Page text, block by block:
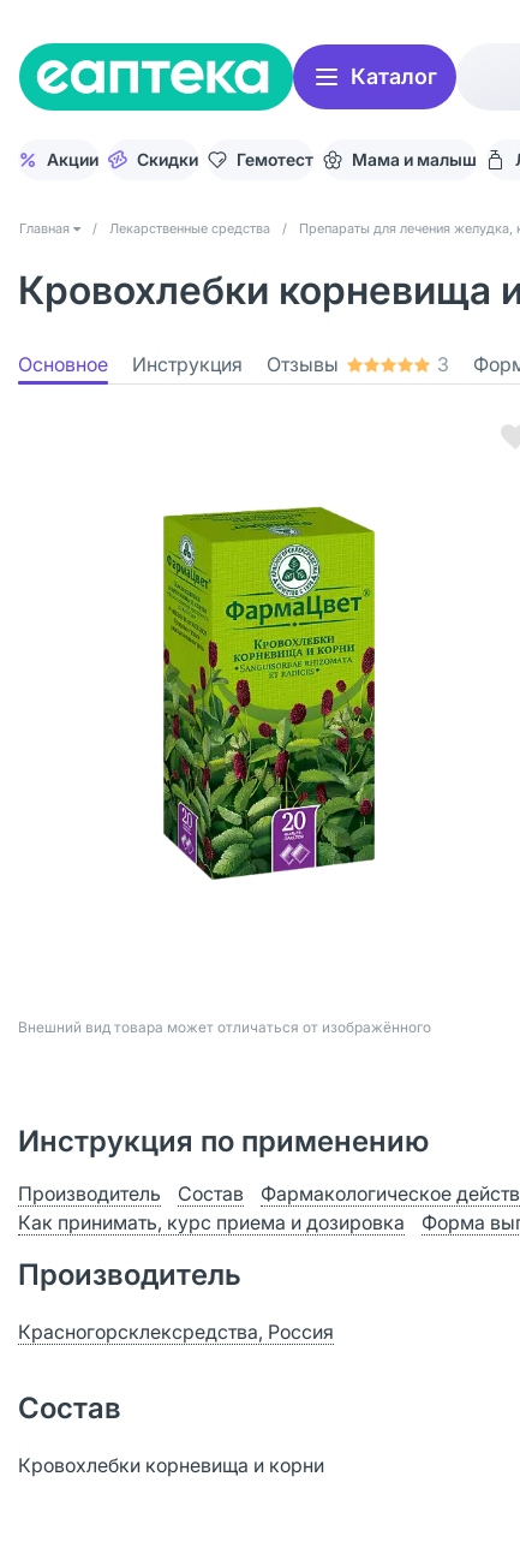
Каталог
Акции Скидки Гемотест Мама и малыш
Главная / Лекарственные средства / Препараты для лечения желудка,
Кровохлебки корневища
Основное Инструкция Отзывы 3
Bнешний вид товара может отличаться от изображённого
Инструкция по применению
Производитель Состав Фармакологическое
Как принимать, курс приема и дозировка
Форма
Производитель
Красногорсклексредства, Россия
Состав
Кровохлебки корневища и корни